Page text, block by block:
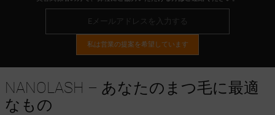
私は営業の提案を希望しています
NANOLASH – あなたのまつ毛に最適
なもの